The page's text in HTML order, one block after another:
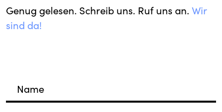
Genug gelesen. Schreib uns. Ruf uns an. Wir
sind da!
Name